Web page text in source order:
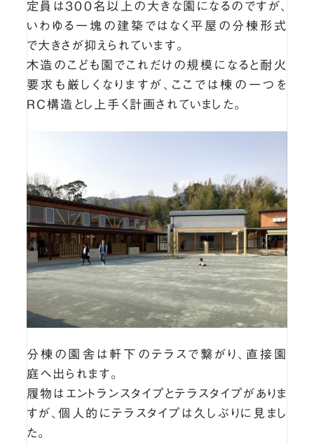
定員は300名以上の大きな園になるのですが、
いわゆる一塊の建築ではなく平屋の分棟形式
で大きさが抑えられています。
木造のこども園でこれだけの規模になると耐火
要求も厳しくなりますが、ここでは棟の一つを
RC構造とし上手く計画されていました。
分棟の園舎は軒下のテラスで繋がり、直接園
庭へ出られます。
履物はエントランスタイプとテラスタイプがありま
すが、個人的にテラスタイプは久しぶりに見まし
た。